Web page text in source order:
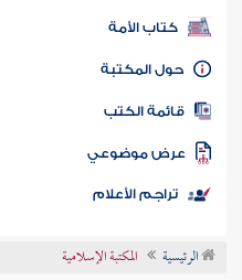
كتب PDF
كتاب الأمة
المكتبة
الكتب
موضوعي
تراجم الأعلام
الرئيسية المكتبة الإسلامية